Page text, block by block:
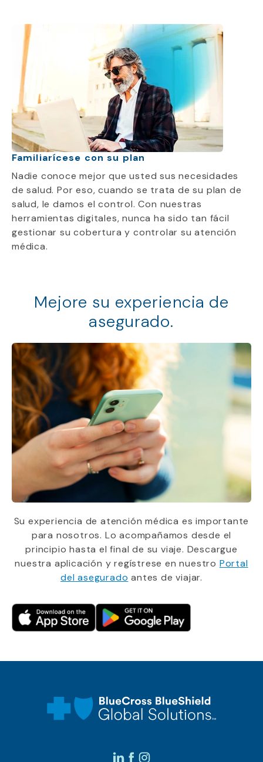
Familiarícese con su plan
Nadie conoce mejor que usted sus necesidades
de salud. Por eso, cuando se trata de su plan de
salud, le damos el control. Con nuestras
herramientas digitales, nunca ha sido tan fácil
gestionar su cobertura y controlar su atención
médica.
Mejore su experiencia de
asegurado.
Su experiencia de atención médica es importante
para nosotros. Lo acompañamos desde el
principio hasta el final de su viaje. Descargue
nuestra aplicación y regístrese en nuestro Portal
del asegurado antes de viajar.